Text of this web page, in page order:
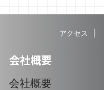
アクセス
会社概要
会社概要